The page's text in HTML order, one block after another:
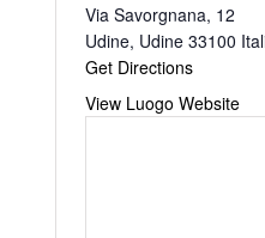
Address
Via Savorgnana, 12
Udine, Udine 33100
Get Directions
Website
View Luogo Website